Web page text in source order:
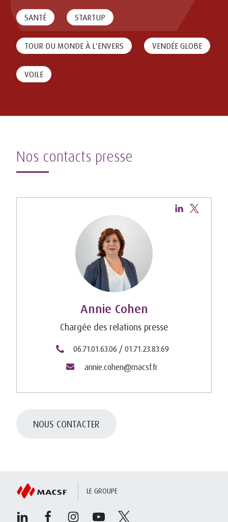
SANTÉ STARTUP
TOUR DU MONDE À L'ENVERS VENDÉE GLOBE
VOILE
Nos contacts presse
Annie Cohen
Chargée des relations presse
06.71.01.63.06 / 01.71.23.83.69
annie.cohen@macsf.fr
NOUS CONTACTER
LE GROUPE